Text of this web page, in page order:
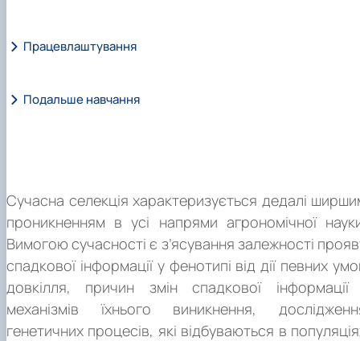
Сучасна селекція характеризується дедалі
проникненням в усі напрями агрономічної
Вимогою сучасності є з’ясування залежності
спадкової інформації у фенотипі від дії певних
довкілля, причин змін спадкової інформації
механізмів їхнього виникнення,
генетичних процесів, які відбуваються в
Спеціальність
Теоретичний зміст предметної області:
Об’єктами
Працевлаштування
Подальше навчання